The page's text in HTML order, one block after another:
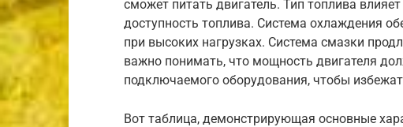
сможет питать двигатель. Тип топлива
доступность топлива. Система охлаждения
при высоких нагрузках. Система смазки
важно понимать, что мощность двигателя
подключаемого оборудования, чтобы
Вот таблица, демонстрирующая основные